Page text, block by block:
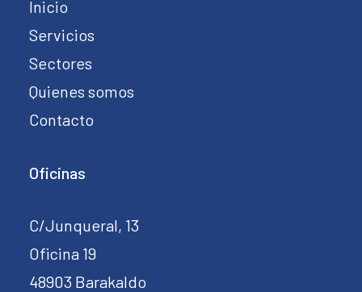
Inicio
Servicios
Sectores
Quienes somos
Contacto
Oficinas
C/Junqueral, 13
Oficina 19
48903 Barakaldo